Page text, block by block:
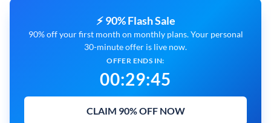
⚡ 90% Flash Sale
90% off your first month on monthly plans. Your personal
30-minute offer is live now.
OFFER ENDS IN:
00:29:44
CLAIM 90% OFF NOW